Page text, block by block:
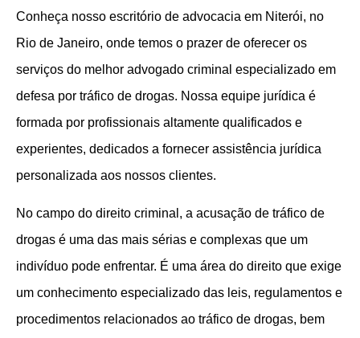
Conheça nosso escritório de advocacia em Niterói, no
Rio de Janeiro, onde temos o prazer de oferecer os
serviços do melhor advogado criminal especializado em
defesa por tráfico de drogas. Nossa equipe jurídica é
formada por profissionais altamente qualificados e
experientes, dedicados a fornecer assistência jurídica
personalizada aos nossos clientes.
No campo do direito criminal, a acusação de tráfico de
drogas é uma das mais sérias e complexas que um
indivíduo pode enfrentar. É uma área do direito que exige
um conhecimento especializado das leis, regulamentos e
procedimentos relacionados ao tráfico de drogas, bem